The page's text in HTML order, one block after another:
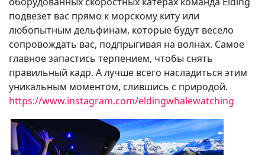
подвезет вас прямо к морскому киту или
любопытным дельфинам, которые будут весело
сопровождать вас, подпрыгивая на волнах. Самое
главное запастись терпением, чтобы снять
правильный кадр. А лучше всего насладиться этим
уникальным моментом, слившись с природой.
https://www.instagram.com/eldingwhalewatching